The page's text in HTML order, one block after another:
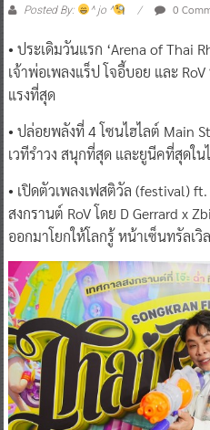
Posted By: ^ jo ^ 0
• ประเดิมวันแรก ‘Arena of Thai
เจ้าพ่อเพลงแร็ป โจอี้บอย และ
แรงที่สุด
• ปล่อยพลังที่ 4 โซนไฮไลต์ Main
เวทีรำวง สนุกที่สุด และยูนีคที่สุดใน
• เปิดตัวเพลงเฟสติวัล (festival)
สงกรานต์ RoV โดย D Gerrard x
ออกมาโยกให้โลกรู้ หน้าเซ็นทรัลเวิ